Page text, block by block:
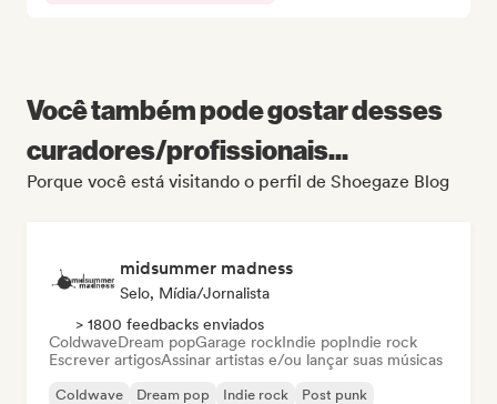
Você também pode gostar desses
curadores/profissionais...
Porque você está visitando o perfil de Shoegaze Blog
midsummer madness
Selo, Mídia/Jornalista
> 1800 feedbacks enviados
ColdwaveDream popGarage rockIndie popIndie rock
Escrever artigosAssinar artistas e/ou lançar suas músicas
Coldwave Dream pop Indie rock Post punk